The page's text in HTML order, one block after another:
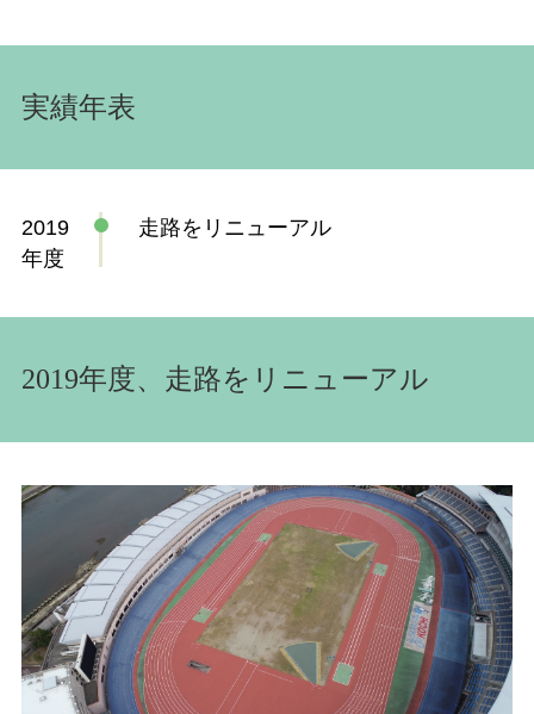
実績年表
2019
年度
走路をリニューアル
2019年度、走路をリニューアル